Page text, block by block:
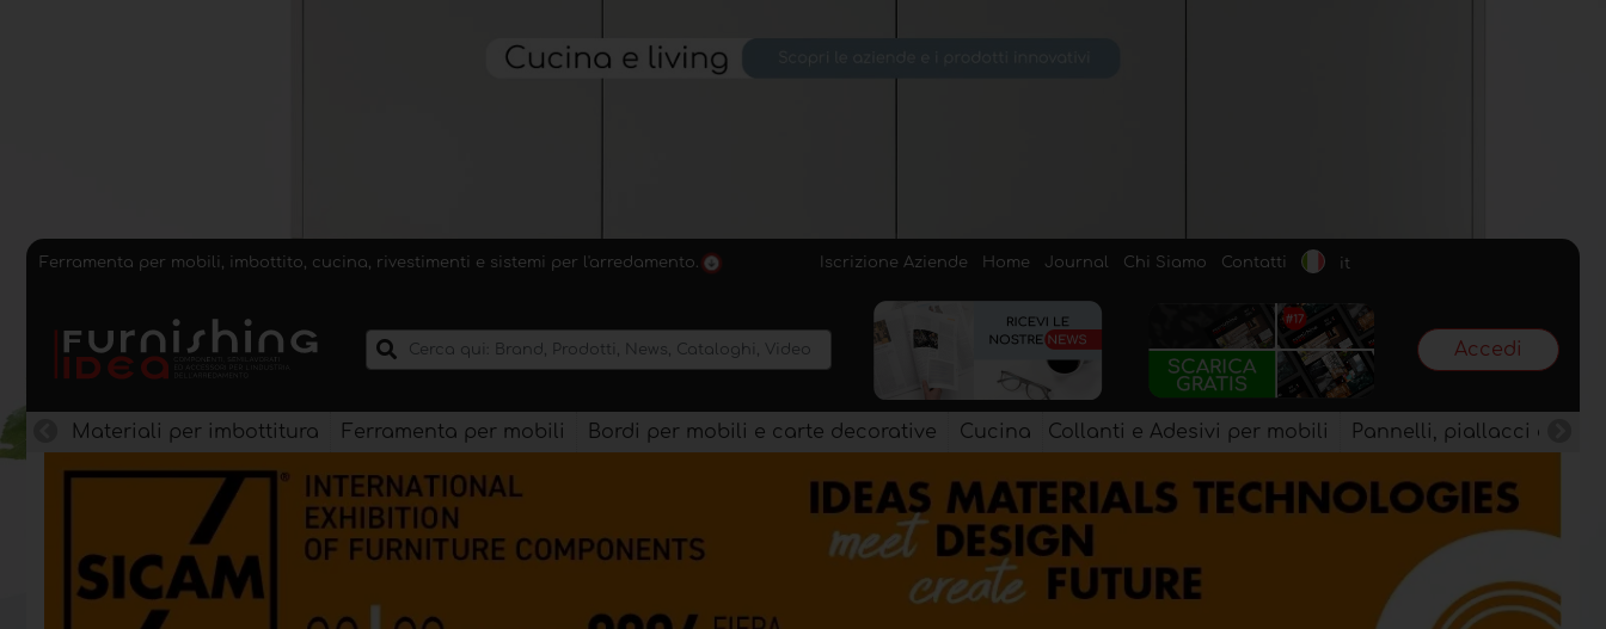
Ferramenta per mobili, imbottito, cucina, rivestimenti e sistemi per l'arredamento. Iscrizione Aziende Home Journal Chi Siamo Contatti it
Accedi
Materiali per imbottitura Ferramenta per mobili Bordi per mobili e carte decorative Cucina Collanti e Adesivi per mobili Pannelli, piallacci e